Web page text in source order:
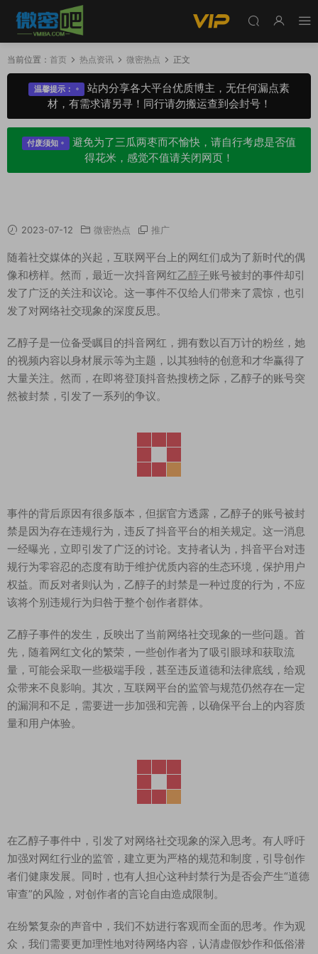
当前位置： 首页 热点资讯 微密热点 正文
温馨提示：
站内分享各大平台优质博主，无任何漏点素
材，有需求请另寻！同行请勿搬运查到会封号！
付废须知
避免为了三瓜两枣而不愉快，请自行考虑是否值
得花米，感觉不值请关闭网页！
2023-07-12 微密热点 推广
随着社交媒体的兴起，互联网平台上的网红们成为了新时代的偶
像和榜样。然而，最近一次抖音网红乙醇子账号被封的事件却引
发了广泛的关注和议论。这一事件不仅给人们带来了震惊，也引
发了对网络社交现象的深度反思。
乙醇子是一位备受瞩目的抖音网红，拥有数以百万计的粉丝，她
的视频内容以身材展示等为主题，以其独特的创意和才华赢得了
大量关注。然而，在即将登顶抖音热搜榜之际，乙醇子的账号突
然被封禁，引发了一系列的争议。
事件的背后原因有很多版本，但据官方透露，乙醇子的账号被封
禁是因为存在违规行为，违反了抖音平台的相关规定。这一消息
一经曝光，立即引发了广泛的讨论。支持者认为，抖音平台对违
规行为零容忍的态度有助于维护优质内容的生态环境，保护用户
权益。而反对者则认为，乙醇子的封禁是一种过度的行为，不应
该将个别违规行为归咎于整个创作者群体。
乙醇子事件的发生，反映出了当前网络社交现象的一些问题。首
先，随着网红文化的繁荣，一些创作者为了吸引眼球和获取流
量，可能会采取一些极端手段，甚至违反道德和法律底线，给观
众带来不良影响。其次，互联网平台的监管与规范仍然存在一定
的漏洞和不足，需要进一步加强和完善，以确保平台上的内容质
量和用户体验。
在乙醇子事件中，引发了对网络社交现象的深入思考。有人呼吁
加强对网红行业的监管，建立更为严格的规范和制度，引导创作
者们健康发展。同时，也有人担心这种封禁行为是否会产生“道德
审查”的风险，对创作者的言论自由造成限制。
在纷繁复杂的声音中，我们不妨进行客观而全面的思考。作为观
众，我们需要更加理性地对待网络内容，认清虚假炒作和低俗潜